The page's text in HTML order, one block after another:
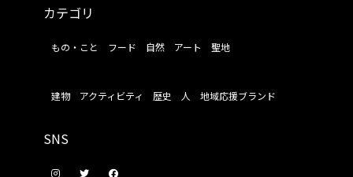
カテゴリ
もの・こと フード 自然 アート 聖地
建物 アクティビティ 歴史 人 地域応援ブランド
SNS